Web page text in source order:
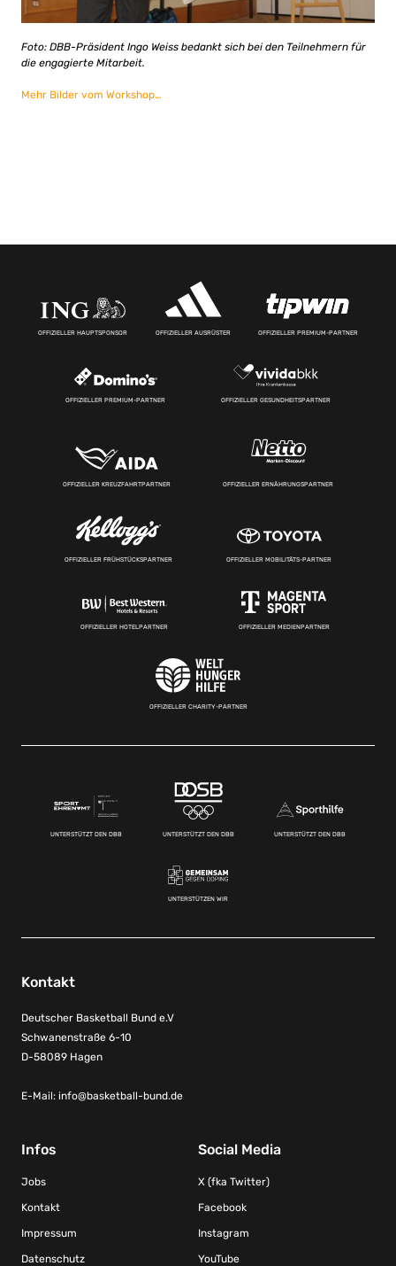
Foto: DBB-Präsident Ingo Weiss bedankt sich bei den Teilnehmern für
die engagierte Mitarbeit.
Mehr Bilder vom Workshop…
OFFIZIELLER HAUPTSPONSOR OFFIZIELLER AUSRÜSTER OFFIZIELLER PREMIUM-PARTNER
OFFIZIELLER PREMIUM-PARTNER OFFIZIELLER GESUNDHEITSPARTNER
OFFIZIELLER KREUZFAHRTPARTNER OFFIZIELLER ERNÄHRUNGSPARTNER
OFFIZIELLER FRÜHSTÜCKSPARTNER OFFIZIELLER MOBILITÄTS-PARTNER
OFFIZIELLER HOTELPARTNER OFFIZIELLER MEDIENPARTNER
OFFIZIELLER CHARITY-PARTNER
UNTERSTÜTZT DEN DBB UNTERSTÜTZT DEN DBB UNTERSTÜTZT DEN DBB
UNTERSTÜTZEN WIR
Kontakt
Deutscher Basketball Bund e.V
Schwanenstraße 6-10
D-58089 Hagen
E-Mail: info@basketball-bund.de
Infos
Jobs
Kontakt
Impressum
Datenschutz
Social Media
X (fka Twitter)
Facebook
Instagram
YouTube